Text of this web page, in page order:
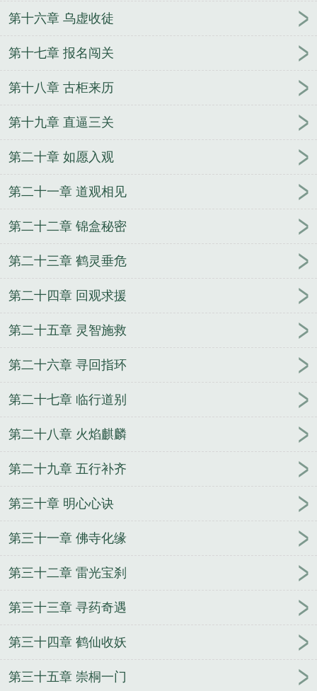
第十六章 乌虚收徒
第十七章 报名闯关
第十八章 古柜来历
第十九章 直逼三关
第二十章 如愿入观
第二十一章 道观相见
第二十二章 锦盒秘密
第二十三章 鹤灵垂危
第二十四章 回观求援
第二十五章 灵智施救
第二十六章 寻回指环
第二十七章 临行道别
第二十八章 火焰麒麟
第二十九章 五行补齐
第三十章 明心心诀
第三十一章 佛寺化缘
第三十二章 雷光宝刹
第三十三章 寻药奇遇
第三十四章 鹤仙收妖
第三十五章 崇桐一门